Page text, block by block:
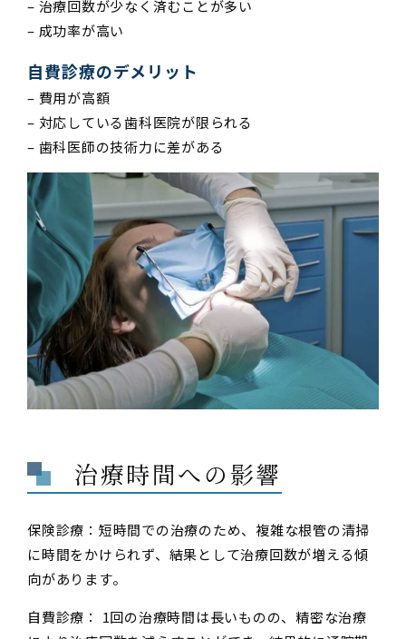
– 治療回数が少なく済むことが多い
– 成功率が高い
自費診療のデメリット
– 費用が高額
– 対応している歯科医院が限られる
– 歯科医師の技術力に差がある
治療時間への影響
保険診療：短時間での治療のため、複雑な根管の清掃
に時間をかけられず、結果として治療回数が増える傾
向があります。
自費診療： 1回の治療時間は長いものの、精密な治療